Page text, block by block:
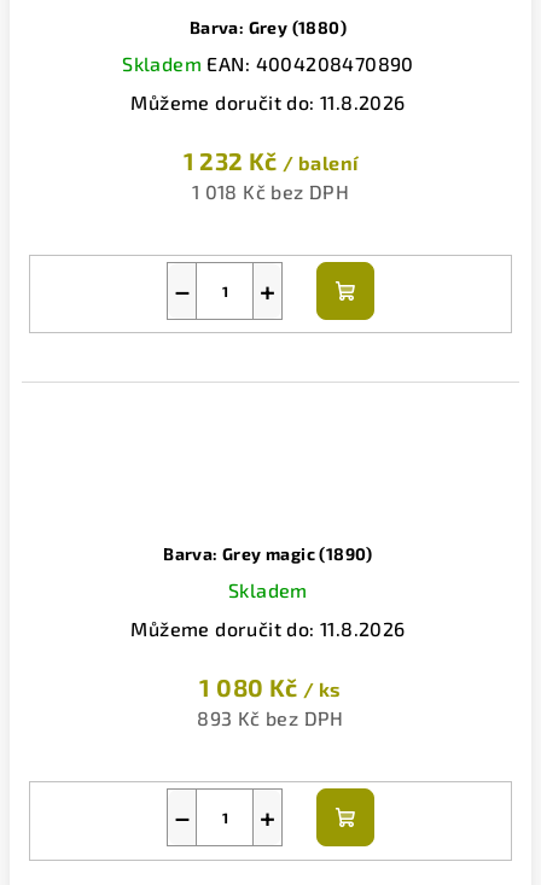
Barva: Grey (1880)
Skladem EAN: 4004208470890
Můžeme doručit do: 11.8.2026
1 232 Kč / balení
1 018 Kč bez DPH
+
−
Do
košíku
Barva: Grey magic (1890)
Skladem
Můžeme doručit do: 11.8.2026
1 080 Kč / ks
893 Kč bez DPH
+
−
Do
košíku